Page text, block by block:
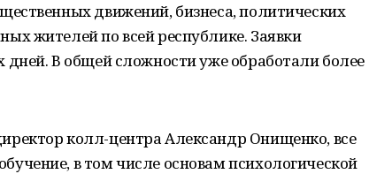
движений, бизнеса, политических
жителей по всей республике. Заявки
дней. В общей сложности уже обработали более
колл-центра Александр Онищенко, все
в том числе основам психологической